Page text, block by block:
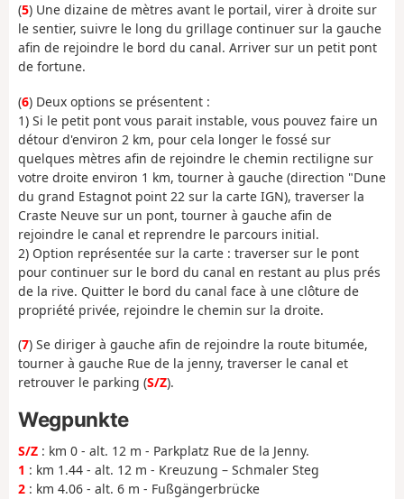
(5) Une dizaine de mètres avant le portail, virer à droite sur
le sentier, suivre le long du grillage continuer sur la gauche
afin de rejoindre le bord du canal. Arriver sur un petit pont
de fortune.
(6) Deux options se présentent :
1) Si le petit pont vous parait instable, vous pouvez faire un
détour d'environ 2 km, pour cela longer le fossé sur
quelques mètres afin de rejoindre le chemin rectiligne sur
votre droite environ 1 km, tourner à gauche (direction "Dune
du grand Estagnot point 22 sur la carte IGN), traverser la
Craste Neuve sur un pont, tourner à gauche afin de
rejoindre le canal et reprendre le parcours initial.
2) Option représentée sur la carte : traverser sur le pont
pour continuer sur le bord du canal en restant au plus prés
de la rive. Quitter le bord du canal face à une clôture de
propriété privée, rejoindre le chemin sur la droite.
(7) Se diriger à gauche afin de rejoindre la route bitumée,
tourner à gauche Rue de la jenny, traverser le canal et
retrouver le parking (S/Z).
Wegpunkte
S/Z : km 0 - alt. 12 m - Parkplatz Rue de la Jenny.
1 : km 1.44 - alt. 12 m - Kreuzung – Schmaler Steg
2 : km 4.06 - alt. 6 m - Fußgängerbrücke